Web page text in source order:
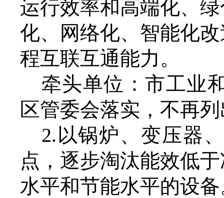
运行效率和高端化、
化、网络化、智能化
程互联互通能力。
牵头单位：市工业
区管委会落实，不再
2.以锅炉、变压器
点，逐步淘汰能效低
水平和节能水平的设